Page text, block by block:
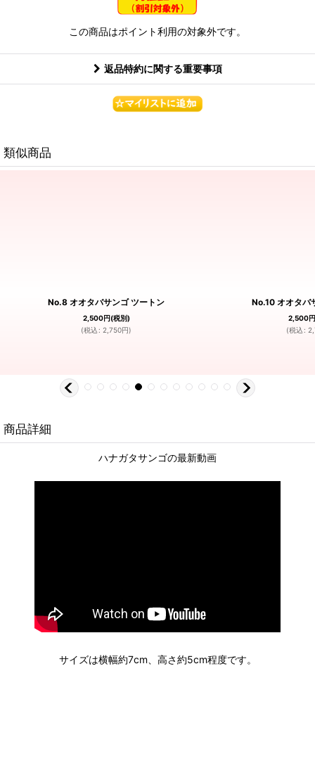
この商品はポイント利用の対象外です。
返品特約に関する重要事項
類似商品
No.8 オオタバサンゴ ツートン
2,500円(税別)
(税込 : 2,750円)
No.10 オオタバ
2,500円
(税込 :
商品詳細
ハナガタサンゴの最新動画
サイズは横幅約7cm、高さ約5cm程度です。